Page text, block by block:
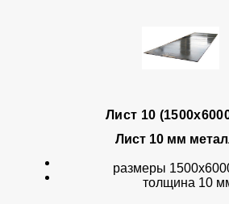
Лист 10
Лист 10 мм
размеры
толщина 10